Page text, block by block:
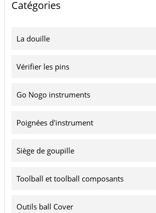
Catégories
La douille
Vérifier les pins
Go Nogo instruments
Poignées d'instrument
Siège de goupille
Toolball et toolball composants
Outils ball Cover